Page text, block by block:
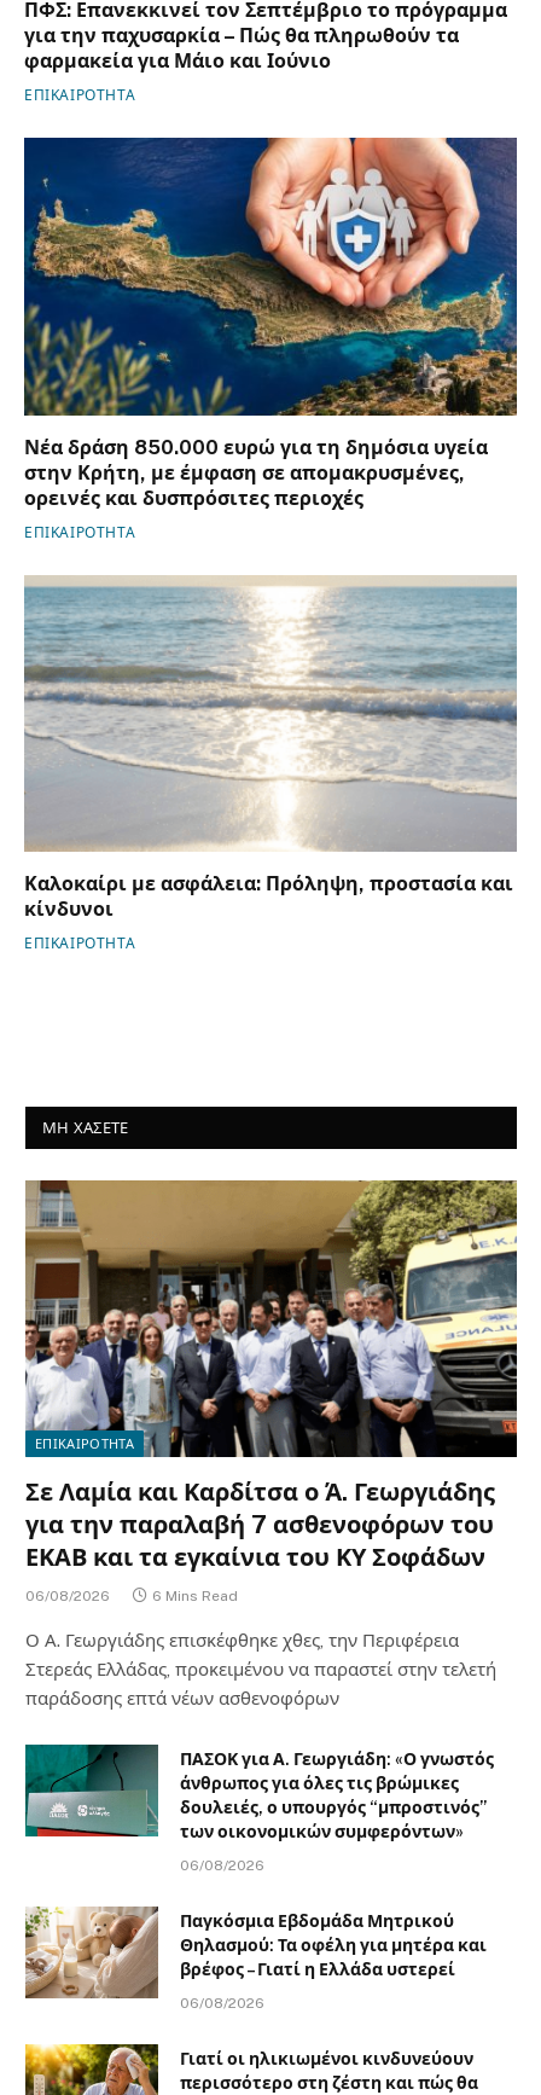
ΠΦΣ: Επανεκκινεί τον Σεπτέμβριο το πρόγραμμα
για την παχυσαρκία – Πώς θα πληρωθούν τα
φαρμακεία για Μάιο και Ιούνιο
ΕΠΙΚΑΙΡΟΤΗΤΑ
Νέα δράση 850.000 ευρώ για τη δημόσια υγεία
στην Κρήτη, με έμφαση σε απομακρυσμένες,
ορεινές και δυσπρόσιτες περιοχές
ΕΠΙΚΑΙΡΟΤΗΤΑ
Καλοκαίρι με ασφάλεια: Πρόληψη, προστασία και
κίνδυνοι
ΕΠΙΚΑΙΡΟΤΗΤΑ
ΜΗ ΧΑΣΕΤΕ
ΕΠΙΚΑΙΡΟΤΗΤΑ
Σε Λαμία και Καρδίτσα ο Ά. Γεωργιάδης
για την παραλαβή 7 ασθενοφόρων του
ΕΚΑΒ και τα εγκαίνια του ΚΥ Σοφάδων
06/08/2026 6 Mins Read
Ο Α. Γεωργιάδης επισκέφθηκε χθες, την Περιφέρεια
Στερεάς Ελλάδας, προκειμένου να παραστεί στην τελετή
παράδοσης επτά νέων ασθενοφόρων
ΠΑΣΟΚ για Α. Γεωργιάδη: «Ο γνωστός
άνθρωπος για όλες τις βρώμικες
δουλειές, ο υπουργός “μπροστινός”
των οικονομικών συμφερόντων»
06/08/2026
Παγκόσμια Εβδομάδα Μητρικού
Θηλασμού: Τα οφέλη για μητέρα και
βρέφος – Γιατί η Ελλάδα υστερεί
06/08/2026
Γιατί οι ηλικιωμένοι κινδυνεύουν
περισσότερο στη ζέστη και πώς θα